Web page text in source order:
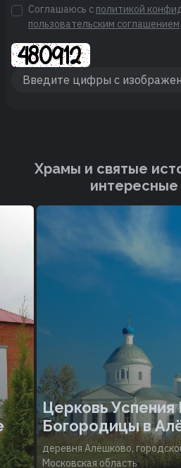
Соглашаюсь с политикой
пользовательским соглашением
Храмы и святые
Церковь
Богородицы в
деревня Алёшково,
Московская область